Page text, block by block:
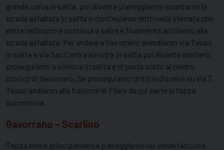
grande curva in salita, poi diventa pianeggiante, scartiamo la
strada asfaltata in salita e continuiamo dritti nella sterrata che
entra nel bosco e continua a salire e finalmente arriviamo alla
strada asfaltata. Per andare a Gavorrano prendiamo via Tasso
in salita e via San Carlo a sinistra in salita poi diventa sentiero
proseguiamo a sinistra in salita e ci porta sotto al centro
storico di Gavorrano. Se proseguiamo dritti in discesa su via T.
Tasso andiamo alla frazione di Filare da cui parte la tappa
successiva.
Gavorrano – Scarlino
Tappa breve principalmente pianeggiante nel verde faticosa